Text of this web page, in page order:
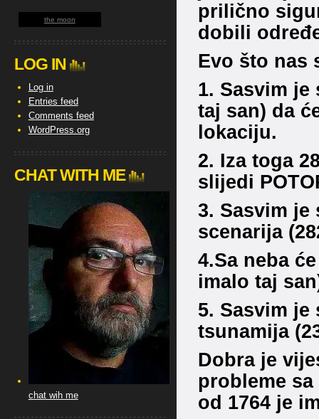
prilično
dobili
Evo što nas
1. Sasvim je
taj san) da
lokaciju.
2. Iza toga
slijedi
3. Sasvim
scenarija
4.Sa neba
imalo taj
5. Sasvim
tsunamija
Dobra je
probleme
od 1764 je
the moon
LOG IN
Log in
Entries feed
Comments feed
WordPress.org
CHAT WITH ME
chat wih me